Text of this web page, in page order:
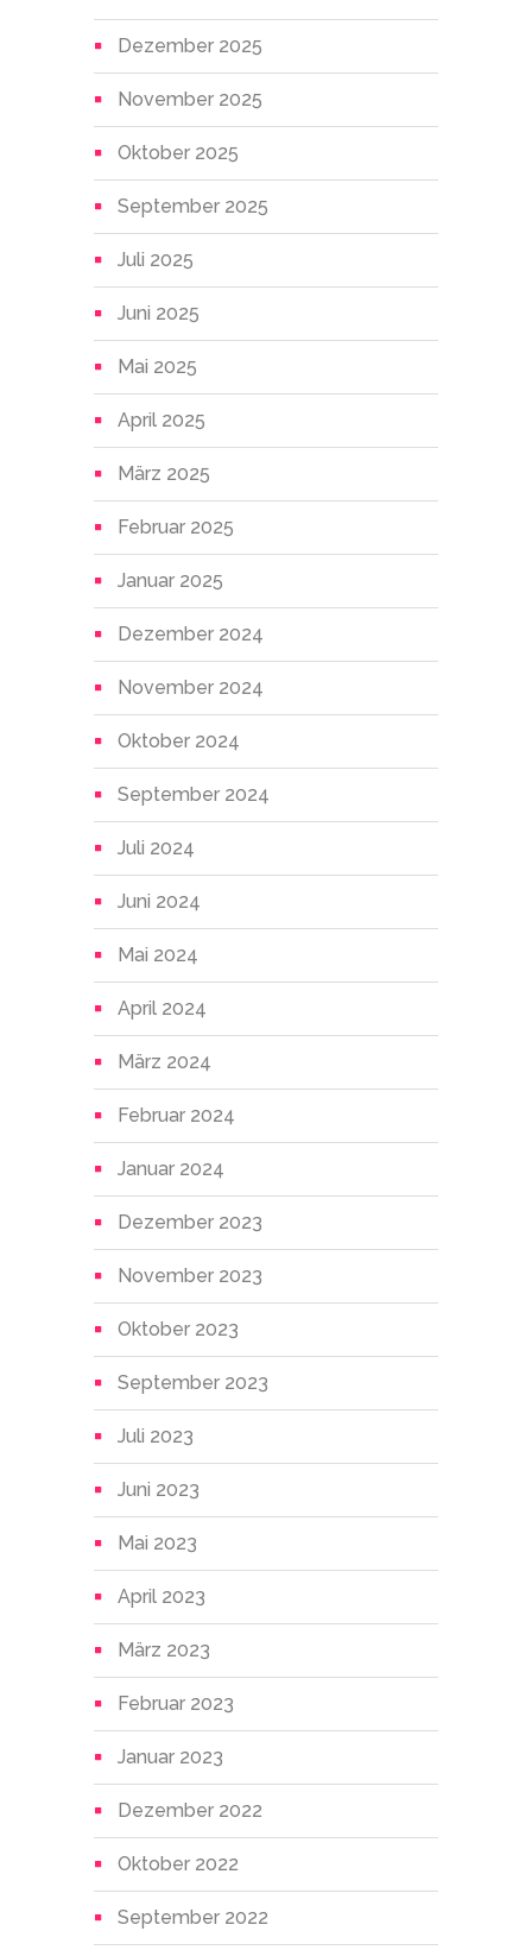
Dezember 2025
November 2025
Oktober 2025
September 2025
Juli 2025
Juni 2025
Mai 2025
April 2025
März 2025
Februar 2025
Januar 2025
Dezember 2024
November 2024
Oktober 2024
September 2024
Juli 2024
Juni 2024
Mai 2024
April 2024
März 2024
Februar 2024
Januar 2024
Dezember 2023
November 2023
Oktober 2023
September 2023
Juli 2023
Juni 2023
Mai 2023
April 2023
März 2023
Februar 2023
Januar 2023
Dezember 2022
Oktober 2022
September 2022